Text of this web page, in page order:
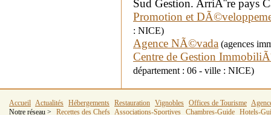
Sud Gestion. ArriÃ¨re pays
Promotion et
: NICE)
Agence NÃ©vada (agences
Centre de Gestion
département : 06 - ville : NICE)
Accueil Actualités Hébergements Restauration Vignobles Offices de Tourisme
Notre réseau >
Recettes des Chefs Associations-Sportives Chambres-Guide Hotels-